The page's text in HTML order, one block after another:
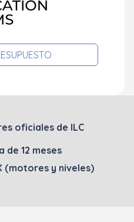
oficiales de ILC
de 12 meses
(motores y niveles)